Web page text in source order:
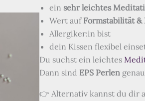
ein sehr leichtes
Wert auf Formstabilität &
Allergiker:in bist
dein Kissen flexibel
Du suchst ein leichtes
Dann sind EPS Perlen
👉 Alternativ kannst du dir